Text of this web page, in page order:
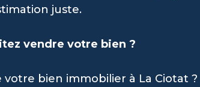
juste.
vendre votre bien ?
bien immobilier à La Ciotat ?